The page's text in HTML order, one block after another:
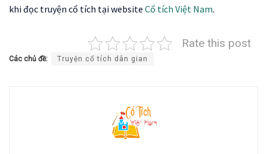
khi đọc truyện cổ tích tại website Cổ tích Việt Nam.
Rate this post
Các chủ đề: Truyện cổ tích dân gian